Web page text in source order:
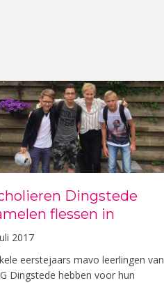
Dingstede
flessen in
2017
eerstejaars mavo leerlingen van
Dingstede hebben voor hun